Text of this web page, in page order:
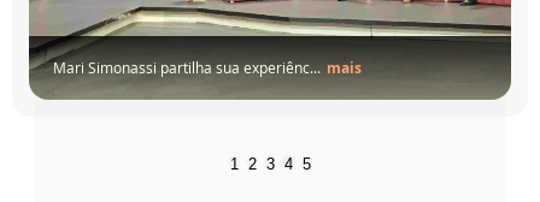
Mari Simonassi partilha sua experiênc... mais
1 2 3 4 5